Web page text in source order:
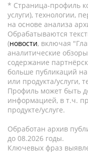
* Страница-профиль
услуги), технологии,
на основе анализа
Обрабатываются
(новости, включая
аналитические
содержание
больше публикаций
или продукта/услуги,
Профиль может быть
информацией, в т.ч.
продукте/услуге.
Обработан архив
до 08.2026 годы.
Ключевых фраз